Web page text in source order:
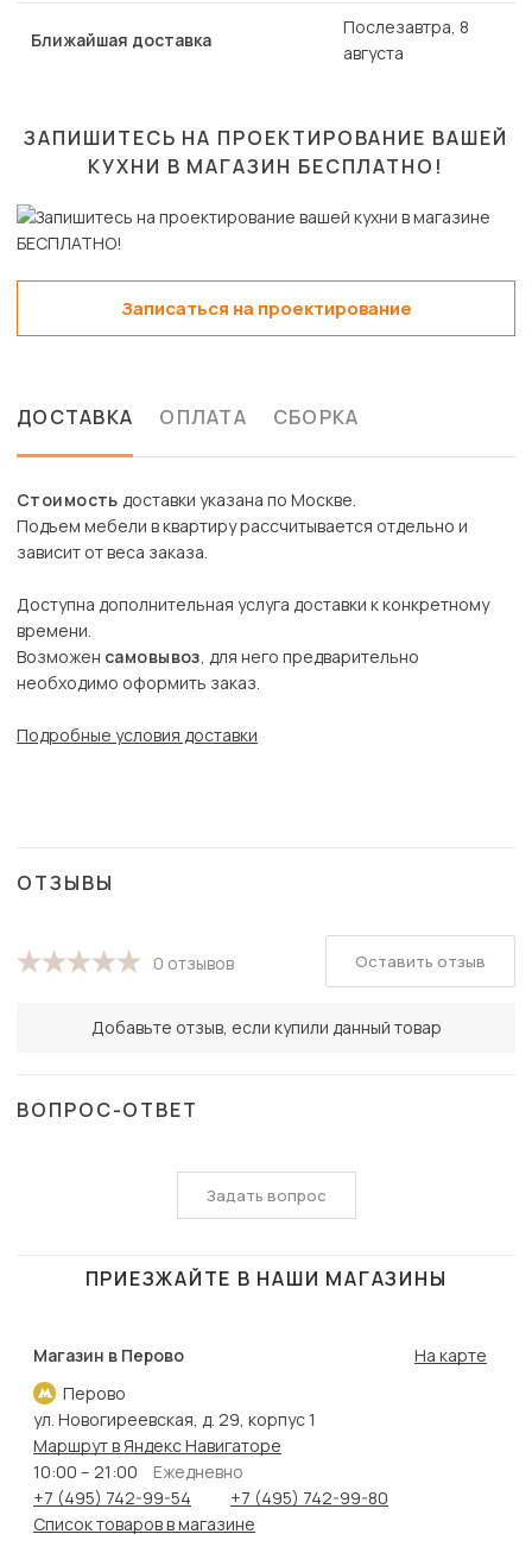
Ближайшая доставка
Послезавтра, 8
августа
ЗАПИШИТЕСЬ НА ПРОЕКТИРОВАНИЕ ВАШЕЙ
КУХНИ В МАГАЗИН БЕСПЛАТНО!
Записаться на проектирование
ДОСТАВКА ОПЛАТА СБОРКА
Стоимость доставки указана по Москве.
Подъем мебели в квартиру рассчитывается отдельно и
зависит от веса заказа.
Доступна дополнительная услуга доставки к конкретному
времени.
Возможен самовывоз, для него предварительно
необходимо оформить заказ.
Подробные условия доставки
ОТЗЫВЫ
0 отзывов
Добавьте отзыв, если купили данный товар
Оставить отзыв
ВОПРОС-ОТВЕТ
Задать вопрос
ПРИЕЗЖАЙТЕ В НАШИ МАГАЗИНЫ
Магазин в Перово
Перово
На карте
ул. Новогиреевская, д. 29, корпус 1
Маршрут в Яндекс Навигаторе
10:00 – 21:00
Ежедневно
+7 (495) 742-99-54
+7 (495) 742-99-80
Список товаров в магазине